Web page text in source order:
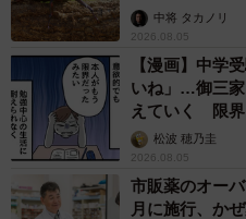
らいリアル」
中将 タカノリ
2026.08.05
【漫画】中学
いね」…御三
えていく 限界
松波 穂乃圭
2026.08.05
市販薬のオー
月に施行、か